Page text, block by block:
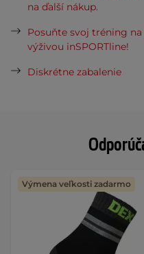
Výmena veľkosti zadarmo
na ďalší nákup.
Posuňte svoj tréning
výživou inSPORTline!
Diskrétne zabalenie